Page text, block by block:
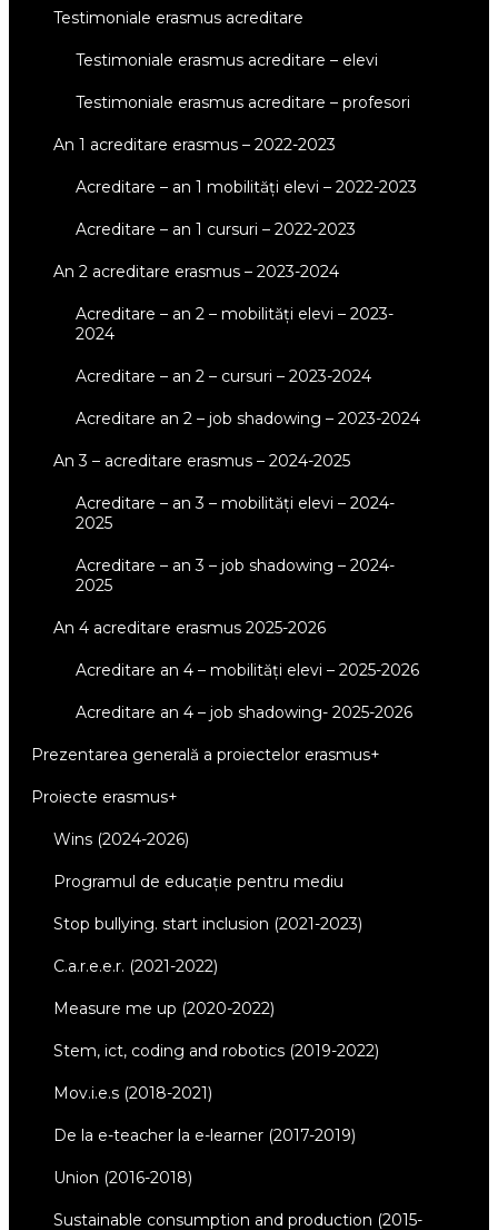
testimoniale erasmus acreditare
testimoniale erasmus acreditare – elevi
testimoniale erasmus acreditare – profesori
an 1 acreditare erasmus – 2022-2023
acreditare – an 1 mobilități elevi – 2022-2023
acreditare – an 1 cursuri – 2022-2023
an 2 acreditare erasmus – 2023-2024
acreditare – an 2 – mobilități elevi – 2023-
2024
acreditare – an 2 – cursuri – 2023-2024
acreditare an 2 – job shadowing – 2023-2024
an 3 – acreditare erasmus – 2024-2025
acreditare – an 3 – mobilități elevi – 2024-
2025
acreditare – an 3 – job shadowing – 2024-
2025
an 4 acreditare erasmus 2025-2026
acreditare an 4 – mobilități elevi – 2025-2026
acreditare an 4 – job shadowing- 2025-2026
prezentarea generală a proiectelor erasmus+
proiecte erasmus+
wins (2024-2026)
programul de educație pentru mediu
stop bullying. start inclusion (2021-2023)
c.a.r.e.e.r. (2021-2022)
measure me up (2020-2022)
stem, ict, coding and robotics (2019-2022)
mov.i.e.s (2018-2021)
de la e-teacher la e-learner (2017-2019)
union (2016-2018)
sustainable consumption and production (2015-